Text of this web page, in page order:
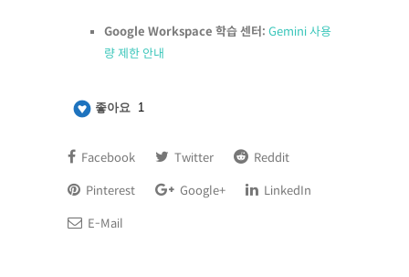
Google Workspace 학습 센터: Gemini 사용
량 제한 안내
좋아요 1
Facebook Twitter Reddit
Pinterest Google+ LinkedIn
E-Mail